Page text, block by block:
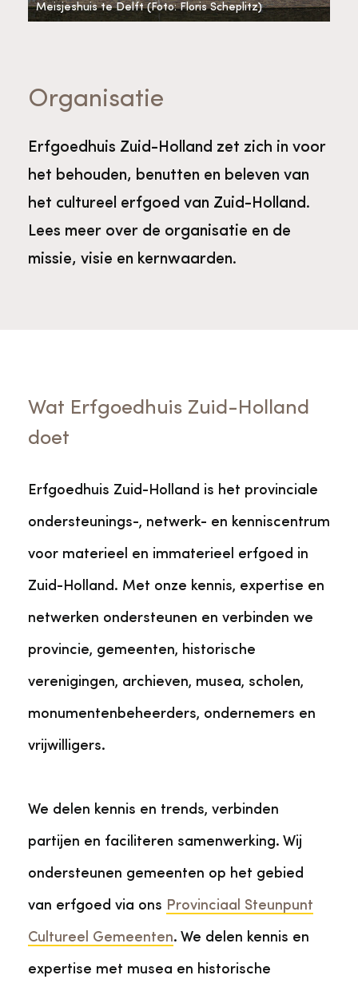
Ergoedvrijwilligersprijs
Thema's
Downloads en nieuwsbrieven
Contact
Advies en ondersteuning voor
vrijwilligers
Collectiebeheer
Geschiedenis van Zuid-Holland
Ervenconsulent
Aanvraagformulier
Ons team
Voorpagina Monumentenwacht
Onze medewerkers
Vacatures
Algemene voorwaarden
Bekijk meer over ons
Organisatie
Erfgoedhuis Zuid-Holland zet zich in voor
het behouden, benutten en beleven van
het cultureel erfgoed van Zuid-Holland.
Lees meer over de organisatie en de
missie, visie en kernwaarden.
Meisjeshuis te Delft (Foto: Floris Scheplitz)
Wat Erfgoedhuis Zuid-Holland
doet
Erfgoedhuis Zuid-Holland is het provinciale
ondersteunings-, netwerk- en kenniscentrum
voor materieel en immaterieel erfgoed in
Zuid-Holland. Met onze kennis, expertise en
netwerken ondersteunen en verbinden we
provincie, gemeenten, historische
verenigingen, archieven, musea, scholen,
monumentenbeheerders, ondernemers en
vrijwilligers.
We delen kennis en trends, verbinden
partijen en faciliteren samenwerking. Wij
ondersteunen gemeenten op het gebied
van erfgoed via ons Provinciaal Steunpunt
Cultureel Gemeenten. We delen kennis en
expertise met musea en historische